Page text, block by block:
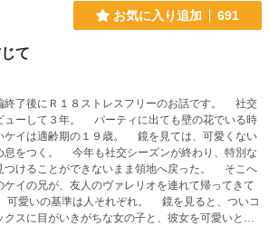
お気に入り追加 691
て
了後にＲ１８ストレスフリーのお話です。 社交
ューして３年。 パーティに出ても壁の花でいる時
適齢期の１９歳。 鏡を見ては、可愛くない
社交シーズンが終わり、特別な
けることができないまま領地へ戻った。 そこへ
ケイの兄が、友人のヴァレリオを連れて帰ってきて
クスに目がいきがちな女の子と、彼女を可愛いと言